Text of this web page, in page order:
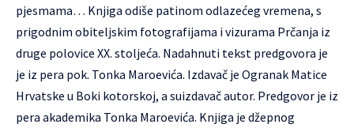
pjesmama… Knjiga odiše patinom odlazećeg vremena, s
prigodnim obiteljskim fotografijama i vizurama Prčanja iz
druge polovice XX. stoljeća. Nadahnuti tekst predgovora je
je iz pera pok. Tonka Maroevića. Izdavač je Ogranak Matice
Hrvatske u Boki kotorskoj, a suizdavač autor. Predgovor je iz
pera akademika Tonka Maroevića. Knjiga je džepnog